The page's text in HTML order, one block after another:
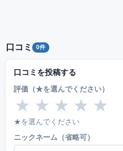
口コミ 0件
口コミを投稿する
評価（★を選んでください）
★ ★ ★ ★ ★
★を選んでください
ニックネーム（省略可）